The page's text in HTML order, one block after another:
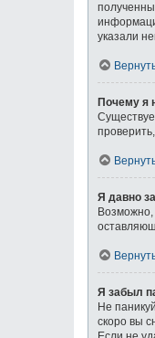
указали
Почему я
Я давно
Возможно,
Я забыл
Не
скоро вы